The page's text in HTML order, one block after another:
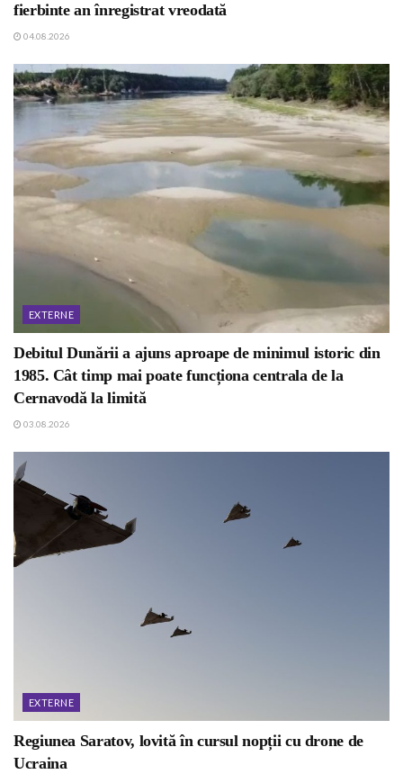
fierbinte an înregistrat vreodată
04.08.2026
EXTERNE
Debitul Dunării a ajuns aproape de minimul istoric din
1985. Cât timp mai poate funcționa centrala de la
Cernavodă la limită
03.08.2026
EXTERNE
Regiunea Saratov, lovită în cursul nopții cu drone de
Ucraina